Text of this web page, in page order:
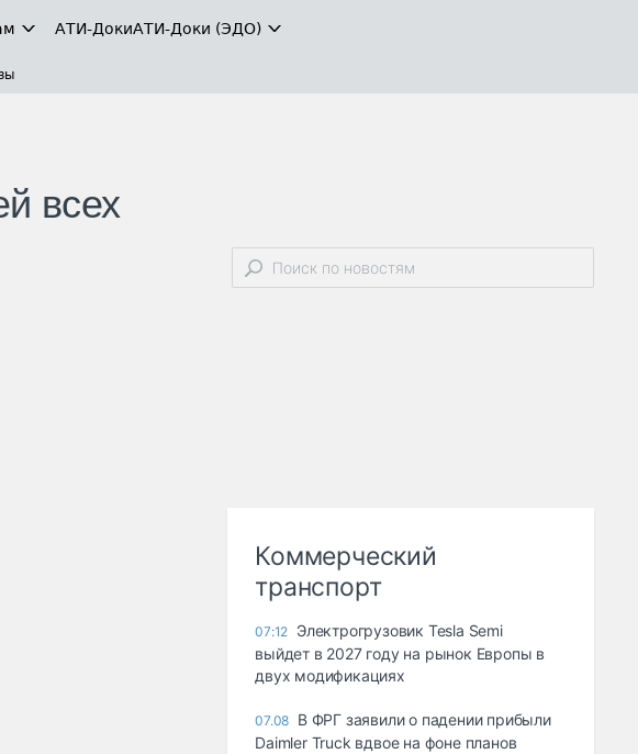
АТИ-ДокиАТИ-Доки (ЭДО)
всех
Коммерческий
транспорт
07:12 Электрогрузовик Tesla Semi
выйдет в 2027 году на рынок Европы в
двух модификациях
07.08 В ФРГ заявили о падении прибыли
Daimler Truck вдвое на фоне планов